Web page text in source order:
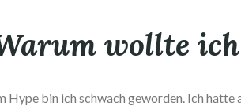
wollte ich
Hype bin ich schwach geworden. Ich hatte